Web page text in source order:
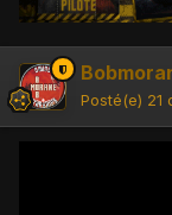
Posté(e) 21